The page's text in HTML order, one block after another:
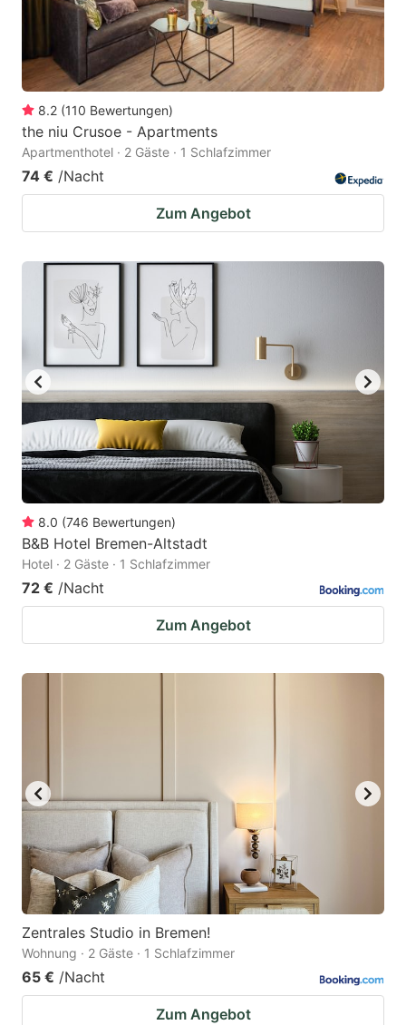
8.2 (110 Bewertungen)
the niu Crusoe - Apartments
Apartmenthotel · 2 Gäste · 1 Schlafzimmer
74 € /Nacht
Zum Angebot
8.0 (746 Bewertungen)
B&B Hotel Bremen-Altstadt
Hotel · 2 Gäste · 1 Schlafzimmer
72 € /Nacht
Zum Angebot
Zentrales Studio in Bremen!
Wohnung · 2 Gäste · 1 Schlafzimmer
65 € /Nacht
Zum Angebot